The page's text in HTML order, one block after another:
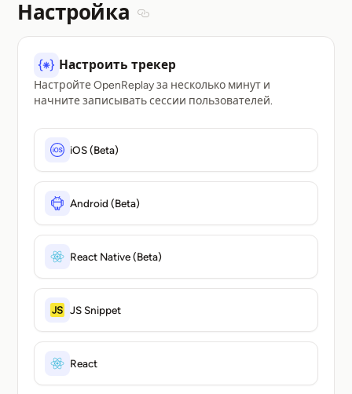
Настройка
Настроить трекер
Настройте OpenReplay за несколько минут и
начните записывать сессии пользователей.
iOS (Beta)
Android (Beta)
React Native (Beta)
JS Snippet
React